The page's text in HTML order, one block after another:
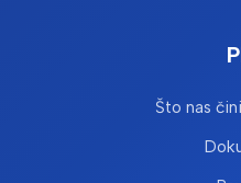
Što nas